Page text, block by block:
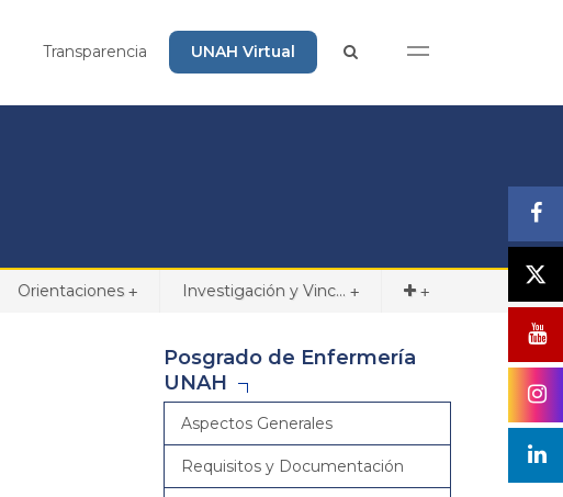
Transparencia UNAH Virtual
+
Orientaciones +
Investigación y Vinc... +
Posgrado de Enfermería
UNAH
Aspectos Generales
Requisitos y Documentación